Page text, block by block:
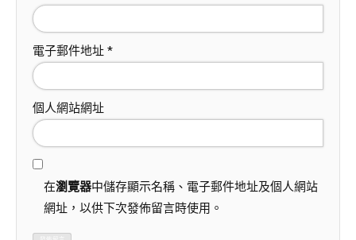
電子郵件地址 *
個人網站網址
在瀏覽器中儲存顯示名稱、電子郵件地址及個人網站
網址，以供下次發佈留言時使用。